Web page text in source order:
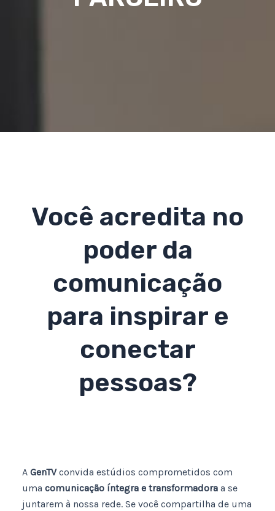
Você acredita no
poder da
comunicação
para inspirar e
conectar
pessoas?
A GenTVconvida estúdios comprometidos com
uma comunicação íntegra e transformadoraa se
juntarem à nossa rede. Se você compartilha de uma